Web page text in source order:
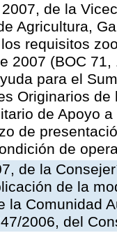
de la
Agricultura,
requisitos
2007 (BOC
para el
Originarios
de Apoyo
de
de
de la
de la
la Comunidad
2006, del